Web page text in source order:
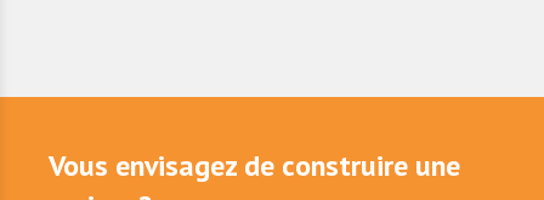
Vous envisagez de construire une